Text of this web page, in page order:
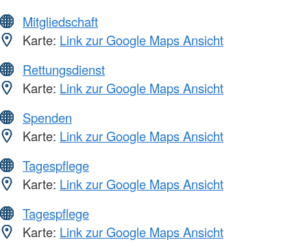
Mitgliedschaft
Karte: Link zur Google Maps Ansicht
Rettungsdienst
Karte: Link zur Google Maps Ansicht
Spenden
Karte: Link zur Google Maps Ansicht
Tagespflege
Karte: Link zur Google Maps Ansicht
Tagespflege
Karte: Link zur Google Maps Ansicht